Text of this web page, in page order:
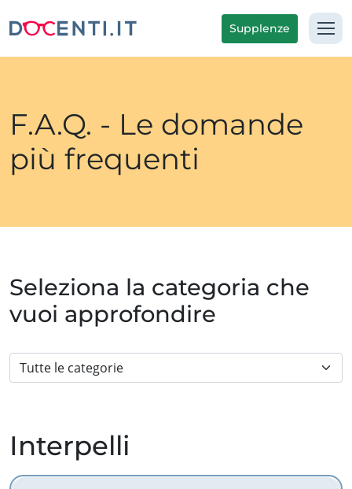
Supplenze
F.A.Q. - Le domande
più frequenti
Seleziona la categoria che
vuoi approfondire
Interpelli